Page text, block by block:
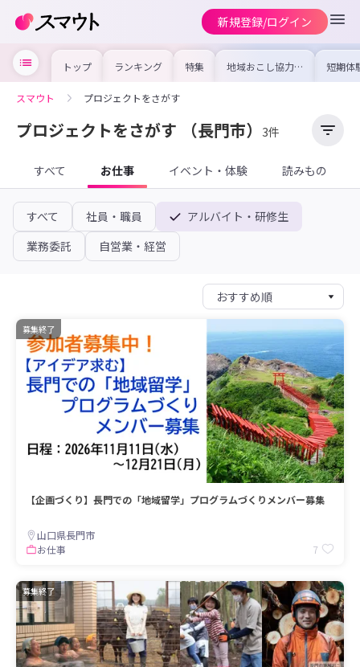
新規登録/ログイン
トップ ランキング 特集 地域おこし協力隊
の求人やイベント
を集めました！仕
けよう
短期体
り〜数
域を知
スマウト プロジェクトをさがす
プロジェクトをさがす （長門市） 3件
すべて お仕事 イベント・体験 読みもの
すべて 社員・職員
アルバイト・研修生
業務委託
自営業・経営
募集終了
【企画づくり】長門での「地域留学」プログラムづくりメンバー募集
山口県長門市
お仕事
7
募集終了